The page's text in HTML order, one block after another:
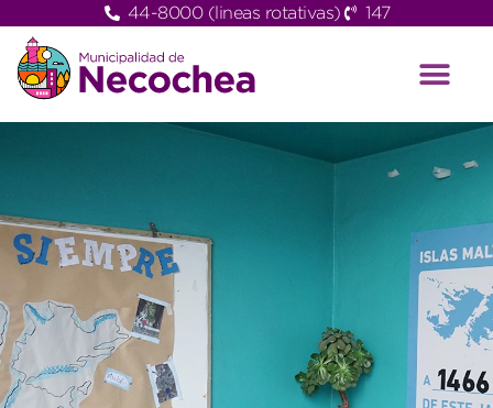
44-8000 (lineas rotativas) 147